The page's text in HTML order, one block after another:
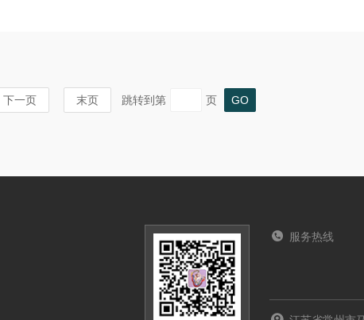
下一页 末页 跳转到第 页
服务热线